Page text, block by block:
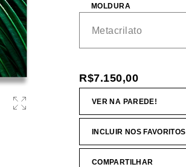
MOLDURA
R$7.150,00
VER NA PAREDE!
INCLUIR NOS FAVORITOS
COMPARTILHAR